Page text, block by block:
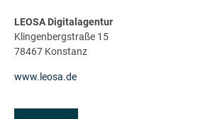
LEOSA Digitalagentur
Klingenbergstraße 15
78467 Konstanz
www.leosa.de